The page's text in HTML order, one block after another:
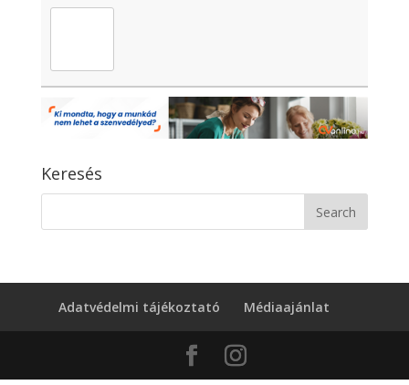
Keresés
Adatvédelmi tájékoztató Médiaajánlat